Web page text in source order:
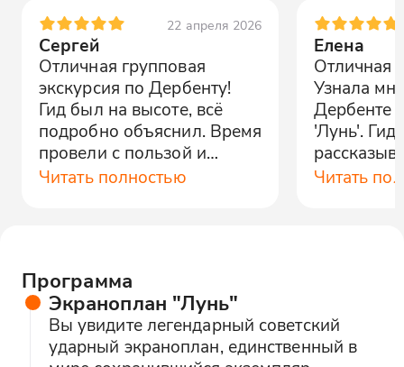
22 апреля 2026
Сергей
Отличная групповая
экскурсия по Дербенту!
Гид был на высоте, всё
подробно объяснил. Время
провели с пользой и
удовольствием.
Читать полностью
Елена
Отличная
Узнала
Дербенте
'Лунь'. Гид
даже
Читать
Программа
Экраноплан "Лунь"
Вы увидите легендарный советский
ударный экраноплан, единственный в